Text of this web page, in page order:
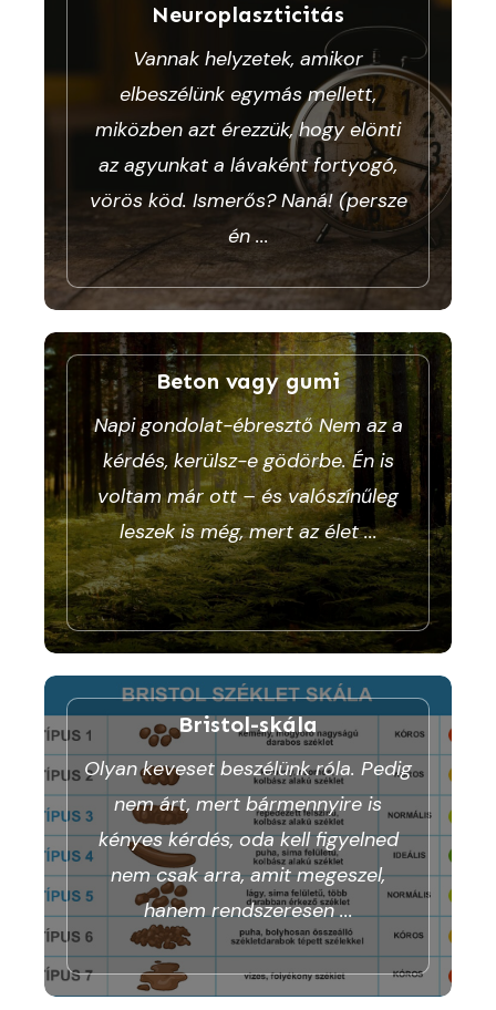
Neuroplaszticitás
Vannak helyzetek, amikor
elbeszélünk egymás mellett,
miközben azt érezzük, hogy elönti
az agyunkat a lávaként fortyogó,
vörös köd. Ismerős? Naná! (persze
én ...
Beton vagy gumi
Napi gondolat-ébresztő Nem az a
kérdés, kerülsz-e gödörbe. Én is
voltam már ott – és valószínűleg
leszek is még, mert az élet...
Bristol-skála
Olyan keveset beszélünk róla. Pedig
nem árt, mert bármennyire is
kényes kérdés, oda kell figyelned
nem csak arra, amit megeszel,
hanem rendszeresen...